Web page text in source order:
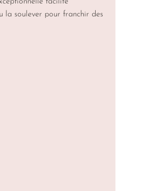
facilite
la soulever pour franchir des